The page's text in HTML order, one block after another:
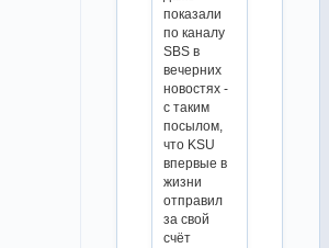
показали
по каналу
SBS в
вечерних
новостях -
с таким
посылом,
что KSU
впервые в
жизни
отправил
за свой
счёт